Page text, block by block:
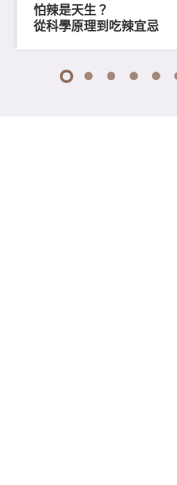
怕辣是天生？
從科學原理到吃辣宜忌
1 2 3 4 5